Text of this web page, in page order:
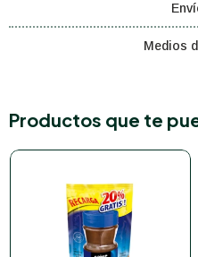
Medios
Productos que te